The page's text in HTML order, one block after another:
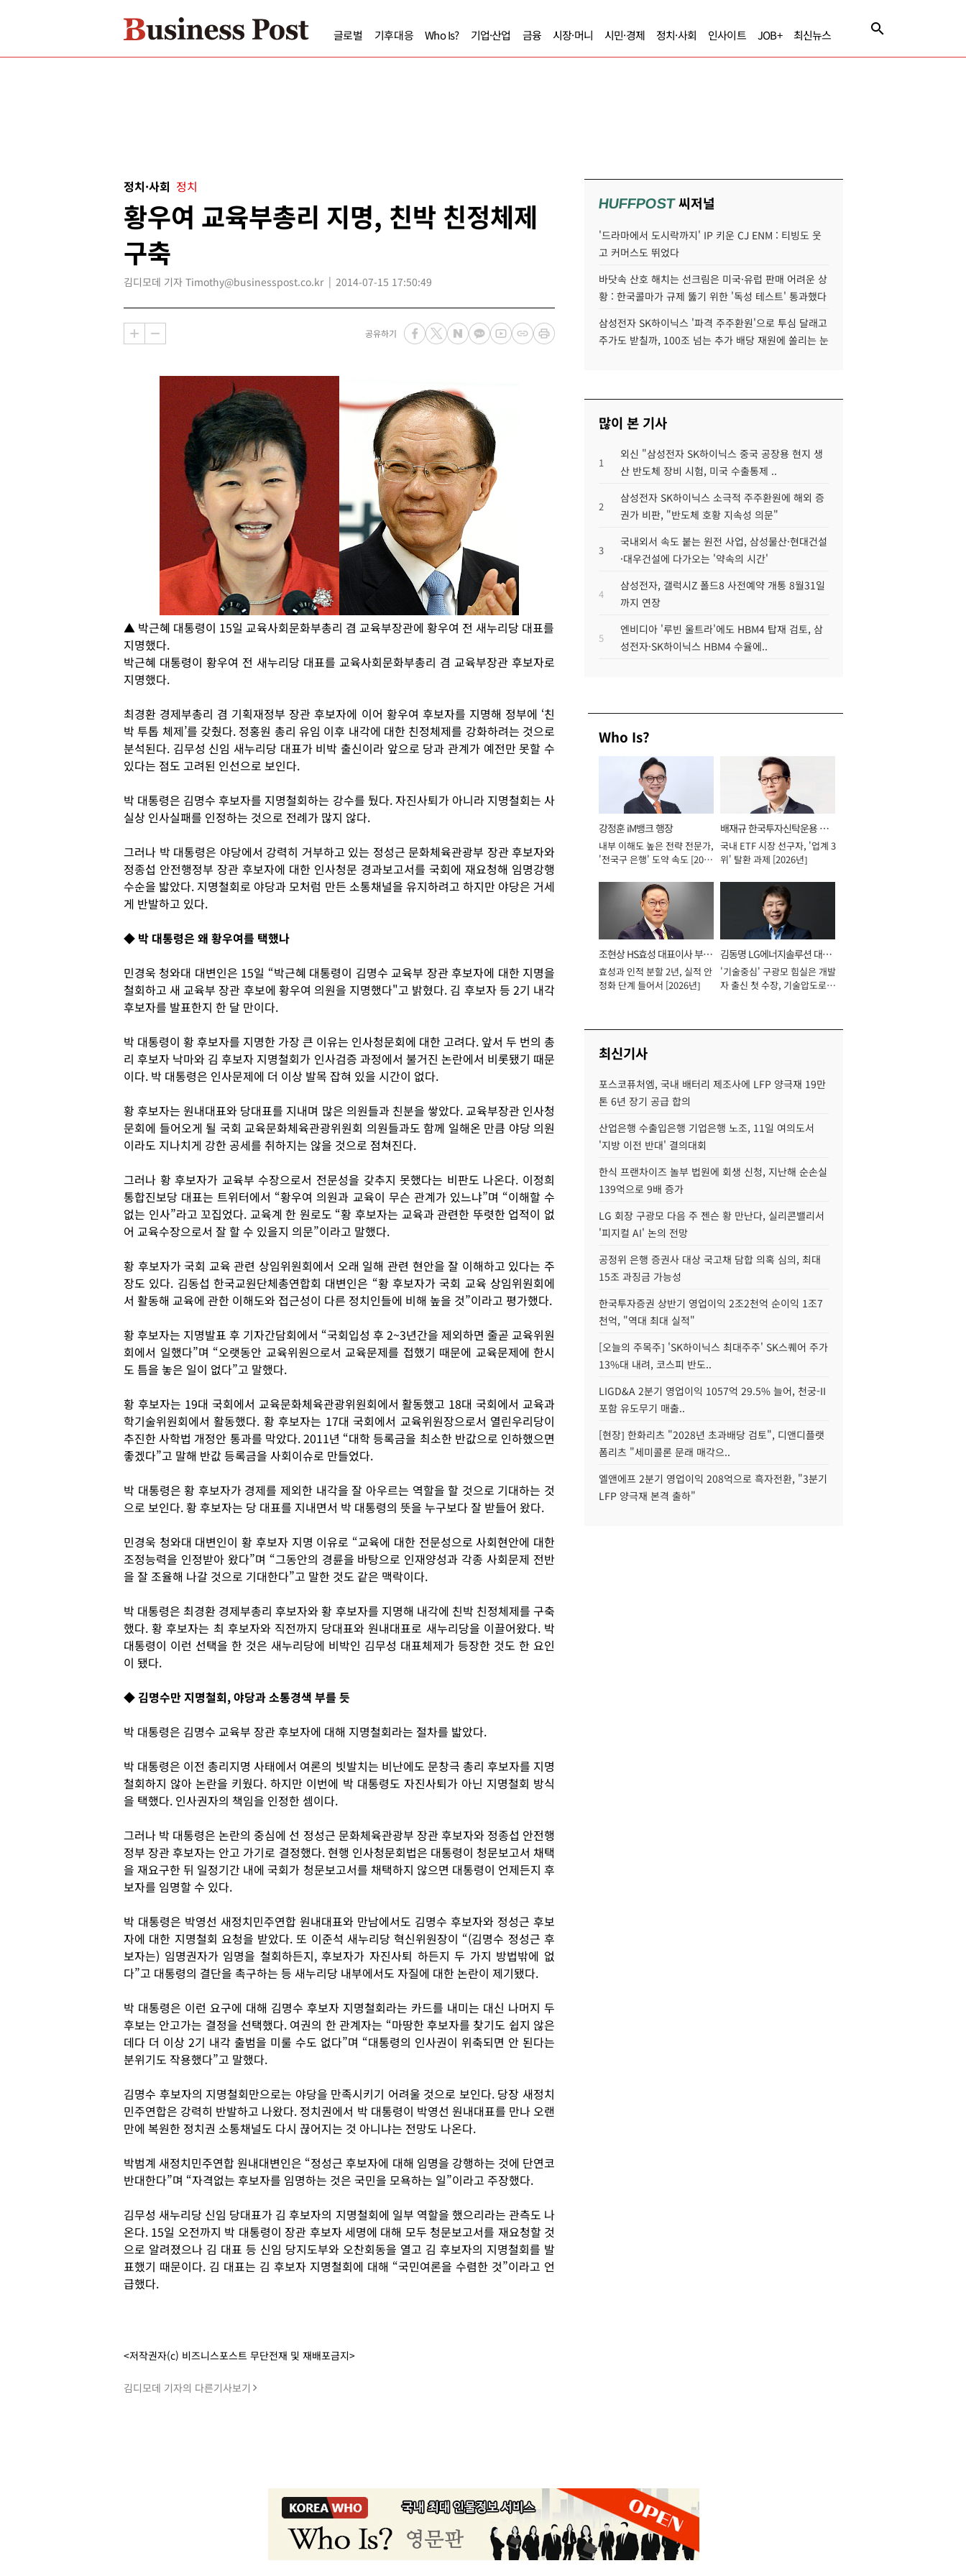
글로벌 기후대응 Who Is? 기업·산업 금융 시장·머니 시민·경제 정치·사회 인사이트 JOB+ 최신뉴스
정치·사회 정치
황우여 교육부총리 지명, 친박 친정체제
구축
김디모데 기자 Timothy@businesspost.co.kr 2014-07-15 17:50:49
공유하기
▲ 박근혜 대통령이 15일 교육사회문화부총리 겸 교육부장관에 황우여 전 새누리당 대표를
지명했다.
박근혜 대통령이 황우여 전 새누리당 대표를 교육사회문화부총리 겸 교육부장관 후보자로
지명했다.
최경환 경제부총리 겸 기획재정부 장관 후보자에 이어 황우여 후보자를 지명해 정부에 ‘친
박 투톱 체제’를 갖췄다. 정홍원 총리 유임 이후 내각에 대한 친정체제를 강화하려는 것으로
분석된다. 김무성 신임 새누리당 대표가 비박 출신이라 앞으로 당과 관계가 예전만 못할 수
있다는 점도 고려된 인선으로 보인다.
박 대통령은 김명수 후보자를 지명철회하는 강수를 뒀다. 자진사퇴가 아니라 지명철회는 사
실상 인사실패를 인정하는 것으로 전례가 많지 않다.
그러나 박 대통령은 야당에서 강력히 거부하고 있는 정성근 문화체육관광부 장관 후보자와
정종섭 안전행정부 장관 후보자에 대한 인사청문 경과보고서를 국회에 재요청해 임명강행
수순을 밟았다. 지명철회로 야당과 모처럼 만든 소통채널을 유지하려고 하지만 야당은 거세
게 반발하고 있다.
◆ 박 대통령은 왜 황우여를 택했나
민경욱 청와대 대변인은 15일 “박근혜 대통령이 김명수 교육부 장관 후보자에 대한 지명을
철회하고 새 교육부 장관 후보에 황우여 의원을 지명했다"고 밝혔다. 김 후보자 등 2기 내각
후보자를 발표한지 한 달 만이다.
박 대통령이 황 후보자를 지명한 가장 큰 이유는 인사청문회에 대한 고려다. 앞서 두 번의 총
리 후보자 낙마와 김 후보자 지명철회가 인사검증 과정에서 불거진 논란에서 비롯됐기 때문
이다. 박 대통령은 인사문제에 더 이상 발목 잡혀 있을 시간이 없다.
황 후보자는 원내대표와 당대표를 지내며 많은 의원들과 친분을 쌓았다. 교육부장관 인사청
문회에 들어오게 될 국회 교육문화체육관광위원회 의원들과도 함께 일해온 만큼 야당 의원
이라도 지나치게 강한 공세를 취하지는 않을 것으로 점쳐진다.
그러나 황 후보자가 교육부 수장으로서 전문성을 갖추지 못했다는 비판도 나온다. 이정희
통합진보당 대표는 트위터에서 “황우여 의원과 교육이 무슨 관계가 있느냐”며 “이해할 수
없는 인사”라고 꼬집었다. 교육계 한 원로도 “황 후보자는 교육과 관련한 뚜렷한 업적이 없
어 교육수장으로서 잘 할 수 있을지 의문”이라고 말했다.
황 후보자가 국회 교육 관련 상임위원회에서 오래 일해 관련 현안을 잘 이해하고 있다는 주
장도 있다. 김동섭 한국교원단체총연합회 대변인은 “황 후보자가 국회 교육 상임위원회에
서 활동해 교육에 관한 이해도와 접근성이 다른 정치인들에 비해 높을 것”이라고 평가했다.
황 후보자는 지명발표 후 기자간담회에서 “국회입성 후 2~3년간을 제외하면 줄곧 교육위원
회에서 일했다”며 “오랫동안 교육위원으로서 교육문제를 접했기 때문에 교육문제에 한시
도 틈을 놓은 일이 없다”고 말했다.
황 후보자는 19대 국회에서 교육문화체육관광위원회에서 활동했고 18대 국회에서 교육과
학기술위원회에서 활동했다. 황 후보자는 17대 국회에서 교육위원장으로서 열린우리당이
추진한 사학법 개정안 통과를 막았다. 2011년 “대학 등록금을 최소한 반값으로 인하했으면
좋겠다”고 말해 반값 등록금을 사회이슈로 만들었다.
박 대통령은 황 후보자가 경제를 제외한 내각을 잘 아우르는 역할을 할 것으로 기대하는 것
으로 보인다. 황 후보자는 당 대표를 지내면서 박 대통령의 뜻을 누구보다 잘 받들어 왔다.
민경욱 청와대 대변인이 황 후보자 지명 이유로 “교육에 대한 전문성으로 사회현안에 대한
조정능력을 인정받아 왔다”며 “그동안의 경륜을 바탕으로 인재양성과 각종 사회문제 전반
을 잘 조율해 나갈 것으로 기대한다”고 말한 것도 같은 맥락이다.
박 대통령은 최경환 경제부총리 후보자와 황 후보자를 지명해 내각에 친박 친정체제를 구축
했다. 황 후보자는 최 후보자와 직전까지 당대표와 원내대표로 새누리당을 이끌어왔다. 박
대통령이 이런 선택을 한 것은 새누리당에 비박인 김무성 대표체제가 등장한 것도 한 요인
이 됐다.
◆ 김명수만 지명철회, 야당과 소통경색 부를 듯
박 대통령은 김명수 교육부 장관 후보자에 대해 지명철회라는 절차를 밟았다.
박 대통령은 이전 총리지명 사태에서 여론의 빗발치는 비난에도 문창극 총리 후보자를 지명
철회하지 않아 논란을 키웠다. 하지만 이번에 박 대통령도 자진사퇴가 아닌 지명철회 방식
을 택했다. 인사권자의 책임을 인정한 셈이다.
그러나 박 대통령은 논란의 중심에 선 정성근 문화체육관광부 장관 후보자와 정종섭 안전행
정부 장관 후보자는 안고 가기로 결정했다. 현행 인사청문회법은 대통령이 청문보고서 채택
을 재요구한 뒤 일정기간 내에 국회가 청문보고서를 채택하지 않으면 대통령이 언제든지 후
보자를 임명할 수 있다.
박 대통령은 박영선 새정치민주연합 원내대표와 만남에서도 김명수 후보자와 정성근 후보
자에 대한 지명철회 요청을 받았다. 또 이준석 새누리당 혁신위원장이 “(김명수 정성근 후
보자는) 임명권자가 임명을 철회하든지, 후보자가 자진사퇴 하든지 두 가지 방법밖에 없
다”고 대통령의 결단을 촉구하는 등 새누리당 내부에서도 자질에 대한 논란이 제기됐다.
박 대통령은 이런 요구에 대해 김명수 후보자 지명철회라는 카드를 내미는 대신 나머지 두
후보는 안고가는 결정을 선택했다. 여권의 한 관계자는 “마땅한 후보자를 찾기도 쉽지 않은
데다 더 이상 2기 내각 출범을 미룰 수도 없다”며 “대통령의 인사권이 위축되면 안 된다는
분위기도 작용했다”고 말했다.
김명수 후보자의 지명철회만으로는 야당을 만족시키기 어려울 것으로 보인다. 당장 새정치
민주연합은 강력히 반발하고 나왔다. 정치권에서 박 대통령이 박영선 원내대표를 만나 오랜
만에 복원한 정치권 소통채널도 다시 끊어지는 것 아니냐는 전망도 나온다.
박범계 새정치민주연합 원내대변인은 “정성근 후보자에 대해 임명을 강행하는 것에 단연코
반대한다”며 “자격없는 후보자를 임명하는 것은 국민을 모욕하는 일”이라고 주장했다.
김무성 새누리당 신임 당대표가 김 후보자의 지명철회에 일부 역할을 했으리라는 관측도 나
온다. 15일 오전까지 박 대통령이 장관 후보자 세명에 대해 모두 청문보고서를 재요청할 것
으로 알려졌으나 김 대표 등 신임 당지도부와 오찬회동을 열고 김 후보자의 지명철회를 발
표했기 때문이다. 김 대표는 김 후보자 지명철회에 대해 “국민여론을 수렴한 것”이라고 언
급했다.
<저작권자(c) 비즈니스포스트 무단전재 및 재배포금지>
김디모데 기자의 다른기사보기
HUFFPOST씨저널
'드라마에서 도시락까지' IP 키운 CJ ENM : 티빙도 웃
고 커머스도 뛰었다
바닷속 산호 해치는 선크림은 미국·유럽 판매 어려운 상
황 : 한국콜마가 규제 뚫기 위한 '독성 테스트' 통과했다
삼성전자 SK하이닉스 '파격 주주환원'으로 투심 달래고
주가도 받칠까, 100조 넘는 추가 배당 재원에 쏠리는 눈
많이 본 기사
1
외신 "삼성전자 SK하이닉스 중국 공장용 현지 생
산 반도체 장비 시험, 미국 수출통제 ..
2
삼성전자 SK하이닉스 소극적 주주환원에 해외 증
권가 비판, "반도체 호황 지속성 의문"
3
국내외서 속도 붙는 원전 사업, 삼성물산·현대건설
·대우건설에 다가오는 '약속의 시간'
4
삼성전자, 갤럭시Z 폴드8 사전예약 개통 8월31일
까지 연장
5
엔비디아 '루빈 울트라'에도 HBM4 탑재 검토, 삼
성전자·SK하이닉스 HBM4 수율에..
Who Is?
강정훈 iM뱅크 행장
내부 이해도 높은 전략 전문가,
'전국구 은행' 도약 속도 [2026
배재규 한국투자신탁운용 대
표이사 사장
국내 ETF 시장 선구자, '업계 3
위' 탈환 과제 [2026년]
조현상 HS효성 대표이사 부회
장
효성과 인적 분할 2년, 실적 안
정화 단계 들어서 [2026년]
김동명 LG에너지솔루션 대표
이사 사장
'기술중심' 구광모 힘실은 개발
자 출신 첫 수장, 기술압도로
최신기사
포스코퓨처엠, 국내 배터리 제조사에 LFP 양극재 19만
톤 6년 장기 공급 합의
산업은행 수출입은행 기업은행 노조, 11일 여의도서
'지방 이전 반대' 결의대회
한식 프랜차이즈 놀부 법원에 회생 신청, 지난해 순손실
139억으로 9배 증가
LG 회장 구광모 다음 주 젠슨 황 만난다, 실리콘밸리서
'피지컬 AI' 논의 전망
공정위 은행 증권사 대상 국고채 담합 의혹 심의, 최대
15조 과징금 가능성
한국투자증권 상반기 영업이익 2조2천억 순이익 1조7
천억, "역대 최대 실적"
[오늘의 주목주] 'SK하이닉스 최대주주' SK스퀘어 주가
13%대 내려, 코스피 반도..
LIGD&A 2분기 영업이익 1057억 29.5% 늘어, 천궁-II
포함 유도무기 매출..
[현장] 한화리츠 "2028년 초과배당 검토", 디앤디플랫
폼리츠 "세미콜론 문래 매각으..
엘앤에프 2분기 영업이익 208억으로 흑자전환, "3분기
LFP 양극재 본격 출하"